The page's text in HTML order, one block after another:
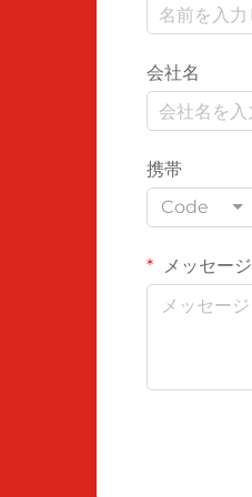
会社名
携帯
Code
メッセージ